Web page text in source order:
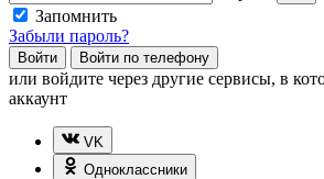
Запомнить
Забыли пароль?
Войти Войти по телефону
или войдите через другие сервисы, в
аккаунт
VK
Одноклассники